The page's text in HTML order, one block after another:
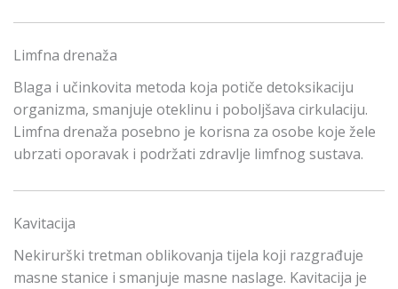
Limfna drenaža
Blaga i učinkovita metoda koja potiče detoksikaciju
organizma, smanjuje oteklinu i poboljšava cirkulaciju.
Limfna drenaža posebno je korisna za osobe koje žele
ubrzati oporavak i podržati zdravlje limfnog sustava.
Kavitacija
Nekirurški tretman oblikovanja tijela koji razgrađuje
masne stanice i smanjuje masne naslage. Kavitacija je